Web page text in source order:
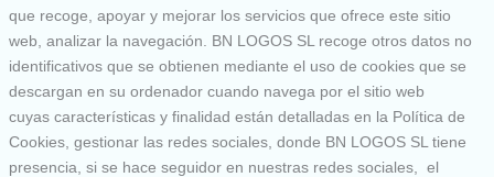
que recoge, apoyar y mejorar los servicios que ofrece este sitio
web, analizar la navegación. BN LOGOS SL recoge otros datos no
identificativos que se obtienen mediante el uso de cookies que se
descargan en su ordenador cuando navega por el sitio web
cuyas características y finalidad están detalladas en la Política de
Cookies, gestionar las redes sociales, donde BN LOGOS SL tiene
presencia, si se hace seguidor en nuestras redes sociales, el